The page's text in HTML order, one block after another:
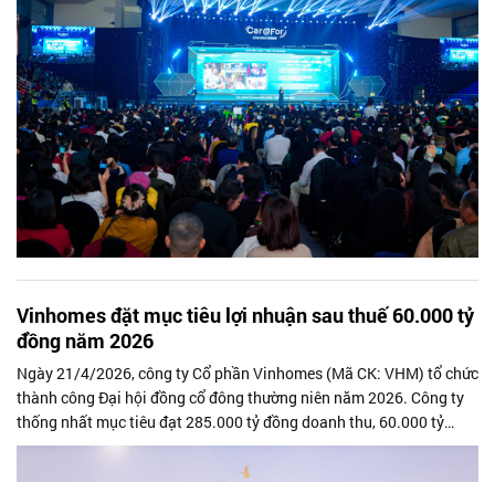
Vinhomes đặt mục tiêu lợi nhuận sau thuế 60.000 tỷ
đồng năm 2026
Ngày 21/4/2026, công ty Cổ phần Vinhomes (Mã CK: VHM) tổ chức
thành công Đại hội đồng cổ đông thường niên năm 2026. Công ty
thống nhất mục tiêu đạt 285.000 tỷ đồng doanh thu, 60.000 tỷ
đồng lợi nhuận sau thuế trong năm 2026 – cao nhất từ trước đến
nay; đồng thời thông qua kế hoạch phát triển chuỗi siêu đô thị thế